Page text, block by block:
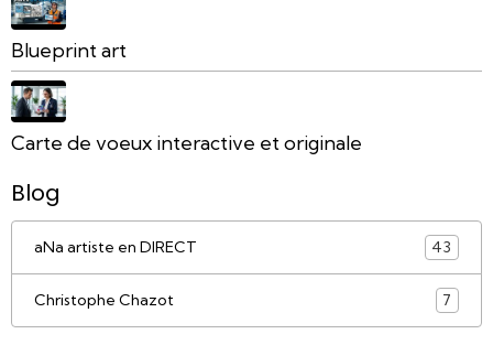
Blueprint art
Carte de voeux interactive et originale
Blog
aNa artiste en DIRECT 43
Christophe Chazot 7